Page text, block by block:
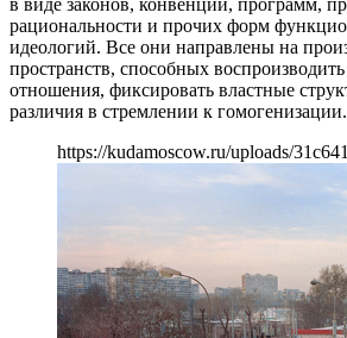
в виде законов, конвенций, программ,
рациональности и прочих форм
идеологий. Все они направлены на
пространств, способных
отношения, фиксировать властные
различия в стремлении к гомогенизации.
https://kudamoscow.ru/uploads/